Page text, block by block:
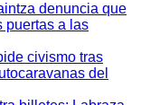
denuncia que
puertas a las
civismo tras
del